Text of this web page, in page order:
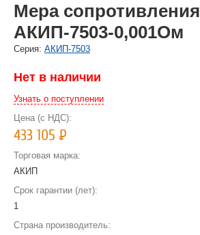
Мера сопротивления
АКИП-7503-0,001Ом
Cерия: АКИП-7503
Нет в наличии
Узнать о поступлении
Цена (с НДС):
433 105Р
Торговая марка:
АКИП
Срок гарантии (лет):
1
Страна производитель: